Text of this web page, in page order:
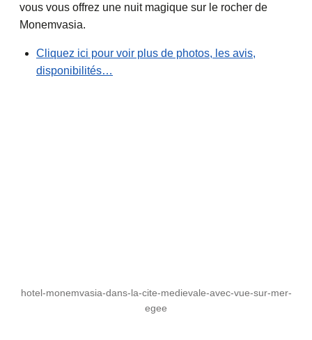
vous vous offrez une nuit magique sur le rocher de
Monemvasia.
Cliquez ici pour voir plus de photos, les avis,
disponibilités…
hotel-monemvasia-dans-la-cite-medievale-avec-vue-sur-mer-
egee